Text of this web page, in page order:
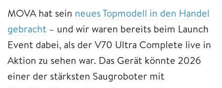
MOVA hat sein neues Topmodell in den Handel
gebracht – und wir waren bereits beim Launch
Event dabei, als der V70 Ultra Complete live in
Aktion zu sehen war. Das Gerät könnte 2026
einer der stärksten Saugroboter mit